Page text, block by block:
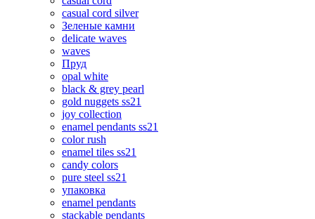
casual cord silver
Зеленые камни
delicate waves
waves
Пруд
opal white
black & grey pearl
gold nuggets ss21
joy collection
enamel pendants ss21
color rush
enamel tiles ss21
candy colors
pure steel ss21
упаковка
enamel pendants
stackable pendants